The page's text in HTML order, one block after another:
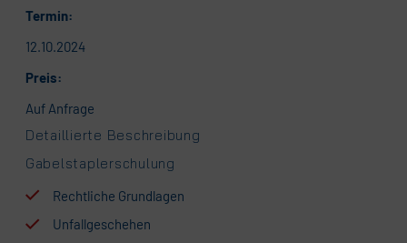
Termin:
12.10.2024
Preis:
Auf Anfrage
Detaillierte Beschreibung
Gabelstaplerschulung
Rechtliche Grundlagen
Unfallgeschehen